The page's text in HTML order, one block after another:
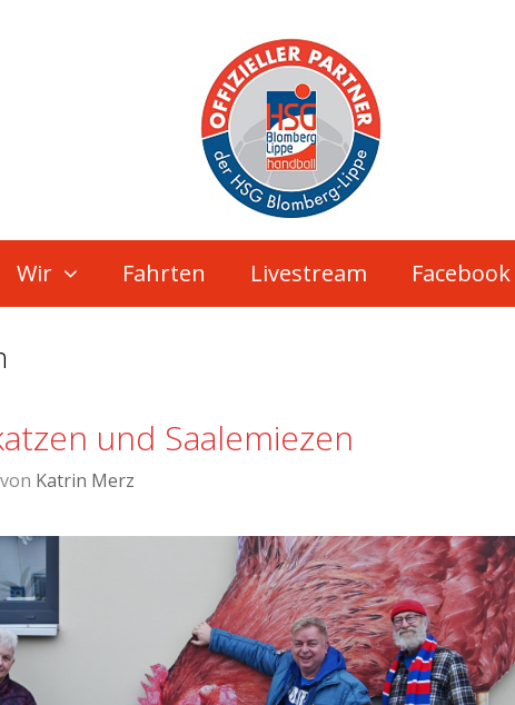
Wir Fahrten Livestream Facebook
und Saalemiezen
von Katrin Merz